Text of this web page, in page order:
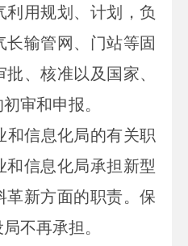
利用规划、计划，负
输管网、门站等固
、核准以及国家、
审和申报。
和信息化局的有关职
和信息化局承担新型
革新方面的职责。保
不再承担。